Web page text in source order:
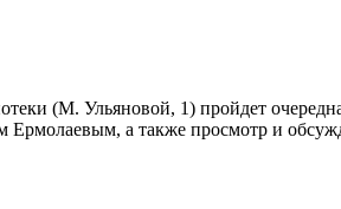
(М. Ульяновой, 1) пройдет
а также просмотр и